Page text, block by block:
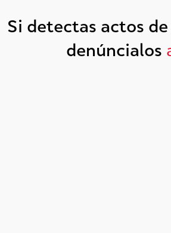
Si detectas actos
denúncialos